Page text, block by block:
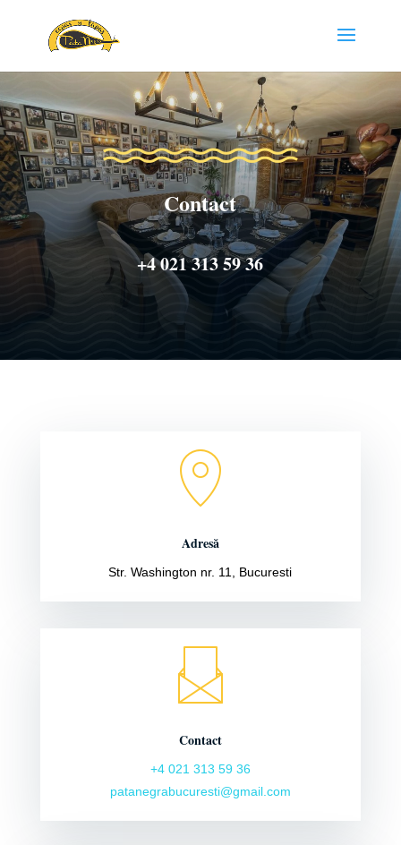
Contact
+4 021 313 59 36
Adresă
Str. Washington nr. 11, Bucuresti
Contact
+4 021 313 59 36
patanegrabucuresti@gmail.com